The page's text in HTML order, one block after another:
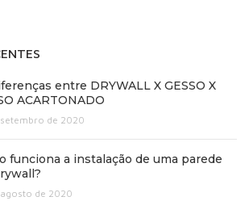
entre DRYWALL X GESSO X
ACARTONADO
de 2020
funciona a instalação de uma parede
de 2020